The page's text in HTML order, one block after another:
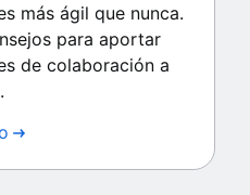
más ágil que nunca.
para aportar
de colaboración a